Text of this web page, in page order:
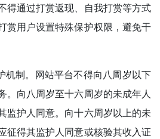
得通过打赏返现、自我打赏等方式
赏用户设置特殊保护权限，避免干
机制。网站平台不得向八周岁以下
。向八周岁至十六周岁的未成年人
监护人同意。向十六周岁以上的未
征得其监护人同意或核验其收入证